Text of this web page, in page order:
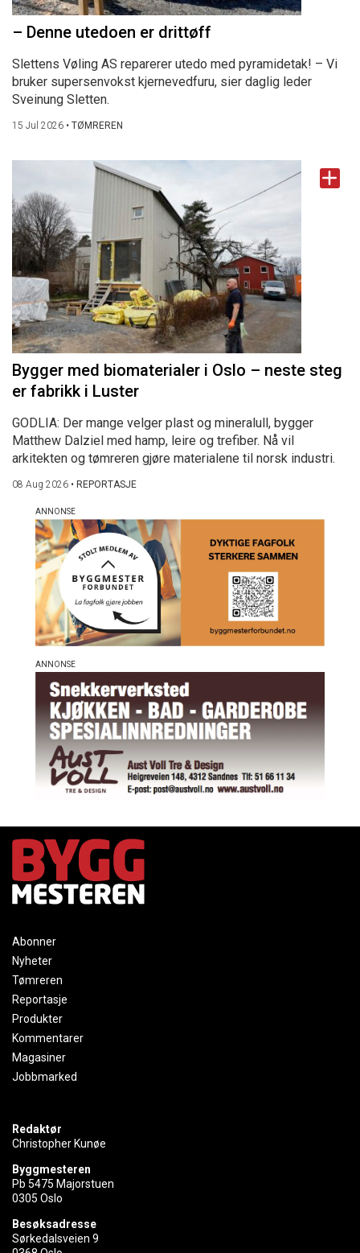
– Denne utedoen er drittøff
Slettens Vøling AS reparerer utedo med pyramidetak! – Vi
bruker supersenvokst kjernevedfuru, sier daglig leder
Sveinung Sletten.
15 Jul 2026 • TØMREREN
Bygger med biomaterialer i Oslo – neste steg
er fabrikk i Luster
GODLIA: Der mange velger plast og mineralull, bygger
Matthew Dalziel med hamp, leire og trefiber. Nå vil
arkitekten og tømreren gjøre materialene til norsk industri.
08 Aug 2026 • REPORTASJE
Abonner
Nyheter
Tømreren
Reportasje
Produkter
Kommentarer
Magasiner
Jobbmarked
Redaktør
Christopher Kunøe
Byggmesteren
Pb 5475 Majorstuen
0305 Oslo
Besøksadresse
Sørkedalsveien 9